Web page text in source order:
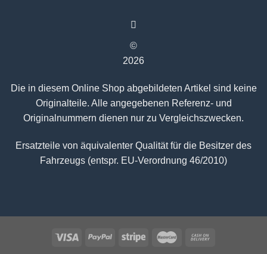
©
2026
Die in diesem Online Shop abgebildeten Artikel sind keine
Originalteile. Alle angegebenen Referenz- und
Originalnummern dienen nur zu Vergleichszwecken.
Ersatzteile von äquivalenter Qualität für die Besitzer des
Fahrzeugs (entspr. EU-Verordnung 46/2010)